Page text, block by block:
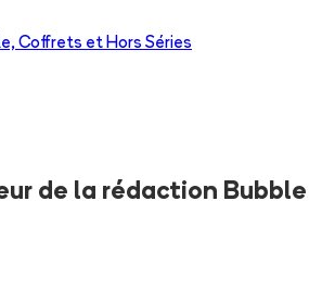
Coffrets et Hors Séries
de la rédaction Bubble